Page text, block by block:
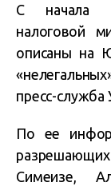
С начала
налоговой
описаны на
пресс-
По ее
Симеизе,